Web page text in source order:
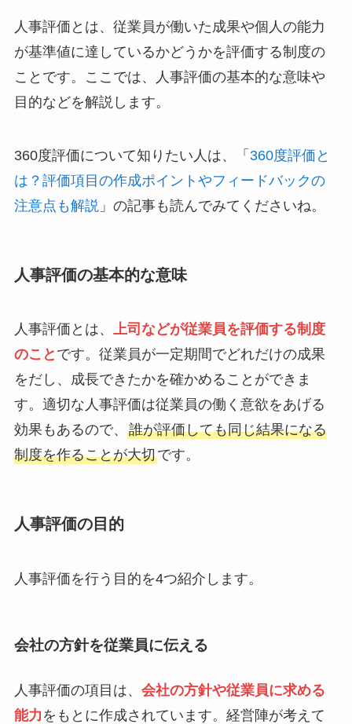
人事評価とは、従業員が働いた成果や個人の能力
が基準値に達しているかどうかを評価する制度の
ことです。ここでは、人事評価の基本的な意味や
目的などを解説します。
360度評価について知りたい人は、「 360度評価と
は？評価項目の作成ポイントやフィードバックの
注意点も解説 」の記事も読んでみてくださいね。
人事評価の基本的な意味
人事評価とは、 上司などが従業員を評価する制度
のこと です。従業員が一定期間でどれだけの成果
をだし、成長できたかを確かめることができま
す。適切な人事評価は従業員の働く意欲をあげる
効果もあるので、 誰が評価しても同じ結果になる
制度を作ることが大切です。
人事評価の目的
人事評価を行う目的を4つ紹介します。
会社の方針を従業員に伝える
人事評価の項目は、 会社の方針や従業員に求める
能力 をもとに作成されています。経営陣が考えて